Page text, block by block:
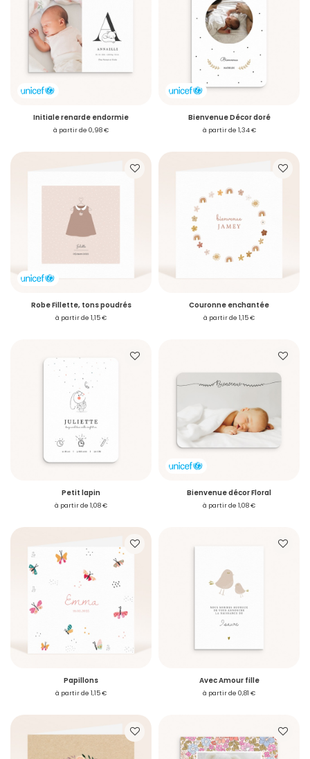
Accéder à mon compte
Vous avez reçu un
échantillon
Voulez-vous passer commande ?
Initiale renarde endormie
à partir de 0,98 €
Bienvenue Décor doré
à partir de 1,34 €
Robe Fillette, tons poudrés
à partir de 1,15 €
Couronne enchantée
à partir de 1,15 €
Petit lapin
à partir de 1,08 €
Bienvenue décor Floral
à partir de 1,08 €
Papillons
à partir de 1,15 €
Avec Amour fille
à partir de 0,81 €
Je me connecte